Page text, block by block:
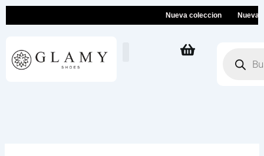
Nueva coleccion Nueva
productos